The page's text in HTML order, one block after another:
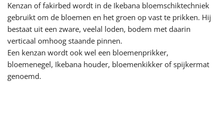
Kenzan of fakirbed wordt in de Ikebana bloemschiktechniek
gebruikt om de bloemen en het groen op vast te prikken. Hij
bestaat uit een zware, veelal loden, bodem met daarin
verticaal omhoog staande pinnen.
Een kenzan wordt ook wel een bloemenprikker,
bloemenegel, Ikebana houder, bloemenkikker of spijkermat
genoemd.